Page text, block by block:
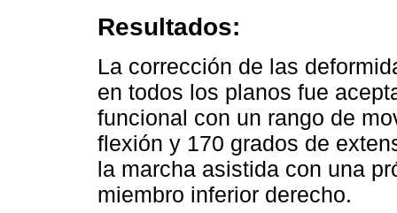
Resultados:
La corrección de las
en todos los planos fue
funcional con un rango de
flexión y 170 grados de
la marcha asistida con una
miembro inferior derecho.